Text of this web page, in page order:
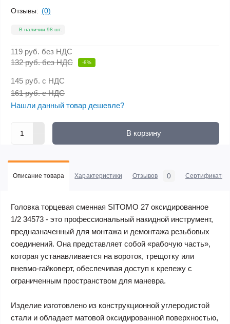
Отзывы: (0)
В наличии 98 шт.
119 руб. без НДС
132 руб. без НДС
-8%
145 руб. с НДС
161 руб. с НДС
Нашли данный товар дешевле?
В корзину
Описание товара Характеристики Отзывов 0 Сертификаты
Головка торцевая сменная SITOMO 27 оксидированное
1/2 34573 - это профессиональный накидной инструмент,
предназначенный для монтажа и демонтажа резьбовых
соединений. Она представляет собой «рабочую часть»,
которая устанавливается на вороток, трещотку или
пневмо-гайковерт, обеспечивая доступ к крепежу с
ограниченным пространством для маневра.
Изделие изготовлено из конструкционной углеродистой
стали и обладает матовой оксидированной поверхностью,